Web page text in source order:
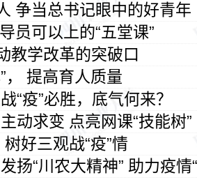
争当总书记眼中的好青年
员可以上的“五堂课”
教学改革的突破口
， 提高育人质量
“疫”必胜，底气何来？
主动求变 点亮网课“技能树”
树好三观战“疫”情
发扬“川农大精神” 助力疫情